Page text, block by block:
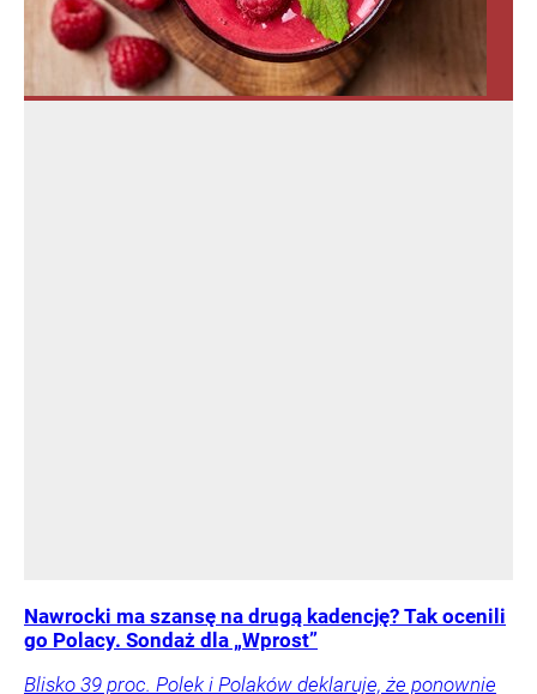
Nawrocki ma szansę na drugą kadencję? Tak ocenili
go Polacy. Sondaż dla „Wprost”
Blisko 39 proc. Polek i Polaków deklaruje, że ponownie